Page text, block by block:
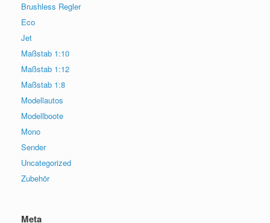
Brushless Regler
Eco
Jet
Maßstab 1:10
Maßstab 1:12
Maßstab 1:8
Modellautos
Modellboote
Mono
Sender
Uncategorized
Zubehör
Meta